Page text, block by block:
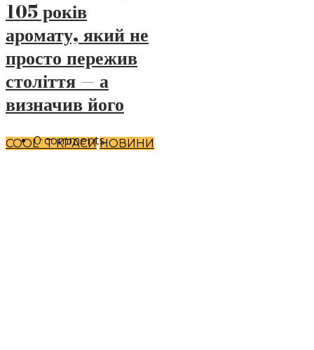
COOL`T КРАСИ НОВИНИ
105 років
аромату, який не
просто пережив
століття — а
визначив його
0 comments